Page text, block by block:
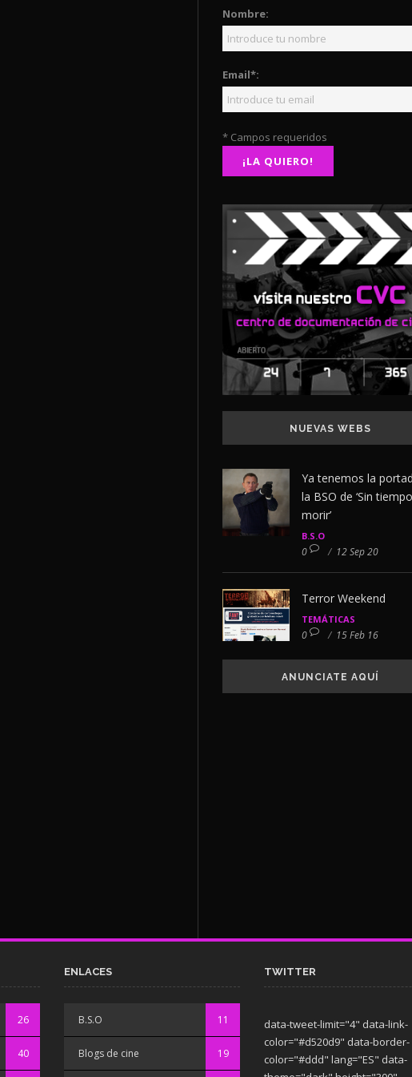
Nombre:
Email*:
* Campos requeridos
NUEVAS WEBS
Ya tenemos la
la BSO de ‘Sin
morir’
B.S.O
0 / 12 Sep 20
Terror Weekend
TEMÁTICAS
0 / 15 Feb 16
ANUNCIATE AQUÍ
26
40
ENLACES
B.S.O 11
Blogs de cine 19
TWITTER
data-tweet-limit="4" data-link-
color="#d520d9" data-border-
color="#ddd" lang="ES" data-